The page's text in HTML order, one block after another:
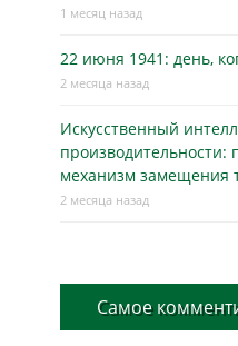
1 месяц назад
22 июня 1941: день,
2 месяца назад
Искусственный
производительности:
механизм замещения
2 месяца назад
Самое